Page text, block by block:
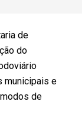
de
do
municipais e
de